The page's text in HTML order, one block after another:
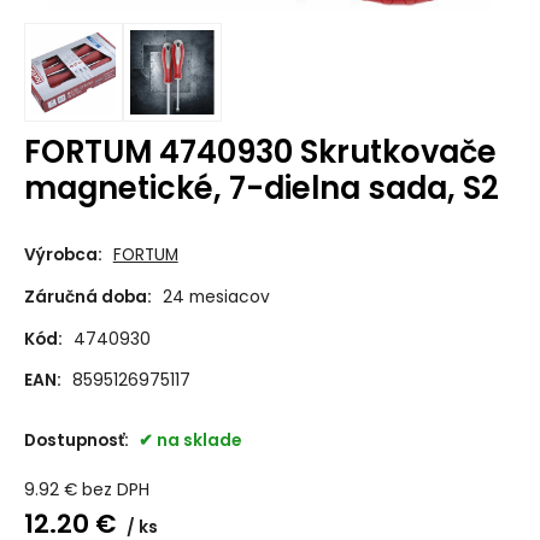
FORTUM 4740930 Skrutkovače
magnetické, 7-dielna sada, S2
Výrobca: FORTUM
Záručná doba: 24 mesiacov
Kód: 4740930
EAN: 8595126975117
Dostupnosť: na sklade
9.92€ bez DPH
12.20 € ks